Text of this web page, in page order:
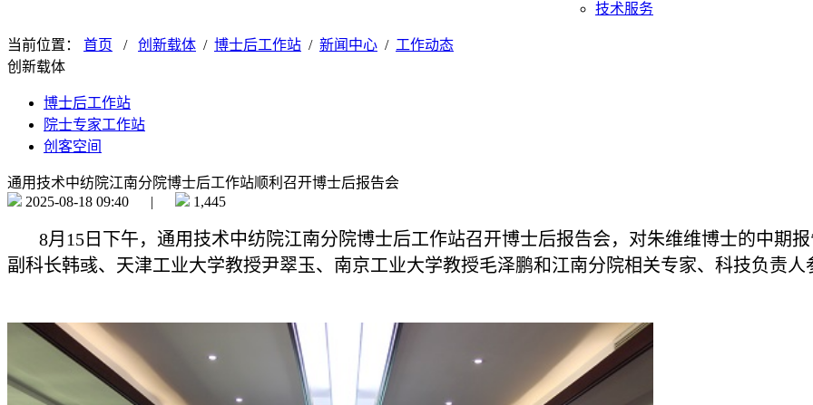
技术服务
当前位置： 首页 / 创新载体 / 博士后工作站 / 新闻中心 / 工作动态
创新载体
博士后工作站
院士专家工作站
创客空间
通用技术中纺院江南分院博士后工作站顺利召开博士后报告会
2025-08-18 09:40 |
1,445
8月15日下午，通用技术中纺院江南分院博士后工作站召开博士后报告会，对朱维维博士的中期
副科长韩彧、天津工业大学教授尹翠玉、南京工业大学教授毛泽鹏和江南分院相关专家、科技负责人